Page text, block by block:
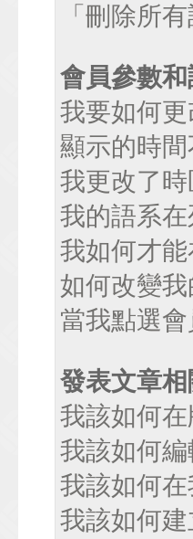
「刪除所
會員參數和
我要如何更
顯示的時間
我更改了
我的語系在
我如何才
如何改變我
當我點選
發表文章
我該如何
我該如何
我該如何
我該如何建